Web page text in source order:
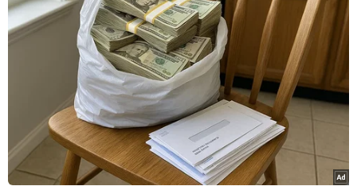
#Ngân hàng UBS
#Credit Suisse Group AG
#Tiền lương
#Lương hưu #Tái cơ cấu Thụy Sĩ